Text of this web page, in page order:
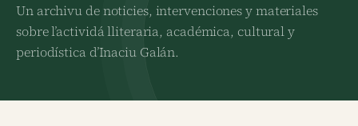
Un archivu de noticies, intervenciones y materiales
sobre l’actividá lliteraria, académica, cultural y
periodística d’Inaciu Galán.